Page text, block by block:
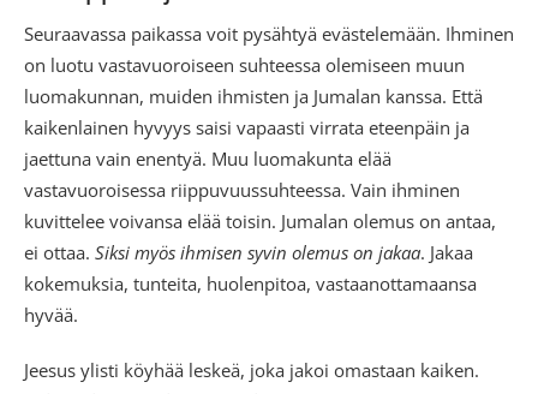
Seuraavassa paikassa voit pysähtyä evästelemään. Ihminen
on luotu vastavuoroiseen suhteessa olemiseen muun
luomakunnan, muiden ihmisten ja Jumalan kanssa. Että
kaikenlainen hyvyys saisi vapaasti virrata eteenpäin ja
jaettuna vain enentyä. Muu luomakunta elää
vastavuoroisessa riippuvuussuhteessa. Vain ihminen
kuvittelee voivansa elää toisin. Jumalan olemus on antaa,
ei ottaa. Siksi myös ihmisen syvin olemus on jakaa. Jakaa
kokemuksia, tunteita, huolenpitoa, vastaanottamaansa
hyvää.
Jeesus ylisti köyhää leskeä, joka jakoi omastaan kaiken.